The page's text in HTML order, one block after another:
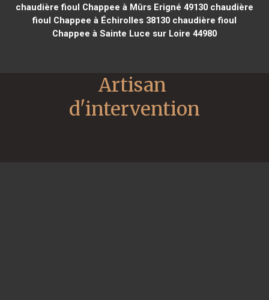
chaudière fioul Chappee à Mûrs Erigné 49130chaudière
fioul Chappee à Échirolles 38130chaudière fioul
Chappee à Sainte Luce sur Loire 44980
Artisan
d'intervention